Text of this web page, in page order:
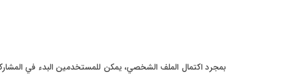
بمجرد اكتمال الملف الشخصي، يمكن للمستخدمين البدء في